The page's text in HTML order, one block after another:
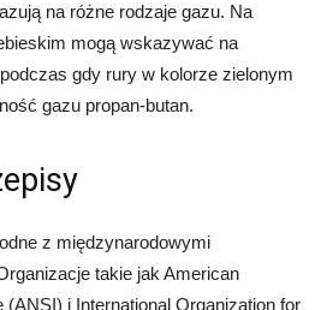
na różne rodzaje gazu. Na
mogą wskazywać na
gdy rury w kolorze zielonym
gazu propan-butan.
z międzynarodowymi
takie jak American
(ANSI) i International Organization for